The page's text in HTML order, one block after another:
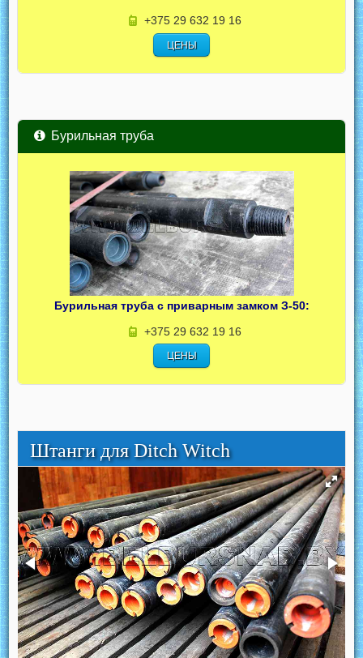
+375 29 632 19 16
ЦЕНЫ
Бурильная труба
Бурильная труба с приварным замком З-50:
+375 29 632 19 16
ЦЕНЫ
Штанги для Ditch Witch